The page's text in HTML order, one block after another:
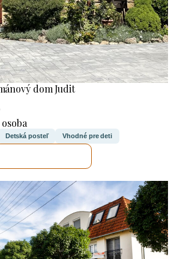
dom Judit
Detská posteľ Vhodné pre deti